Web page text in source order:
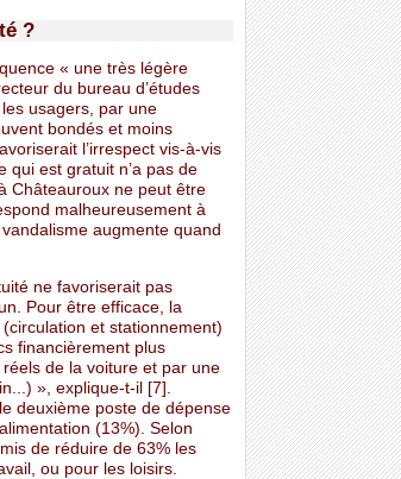
?
« une très légère
du bureau d’études
usagers, par une
bondés et moins
l’irrespect vis-à-vis
qui est gratuit n’a pas de
Châteauroux ne peut être
malheureusement à
augmente quand
ne favoriserait pas
Pour être efficace, la
et stationnement)
financièrement plus
de la voiture et par une
», explique-t-il [7].
deuxième poste de dépense
(13%). Selon
de réduire de 63% les
ou pour les loisirs.